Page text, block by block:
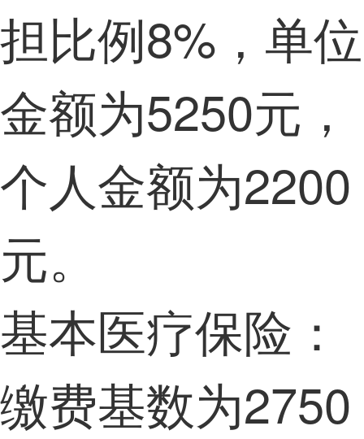
担比例8%，单位
金额为5250元，
个人金额为2200
元。
基本医疗保险：
缴费基数为2750